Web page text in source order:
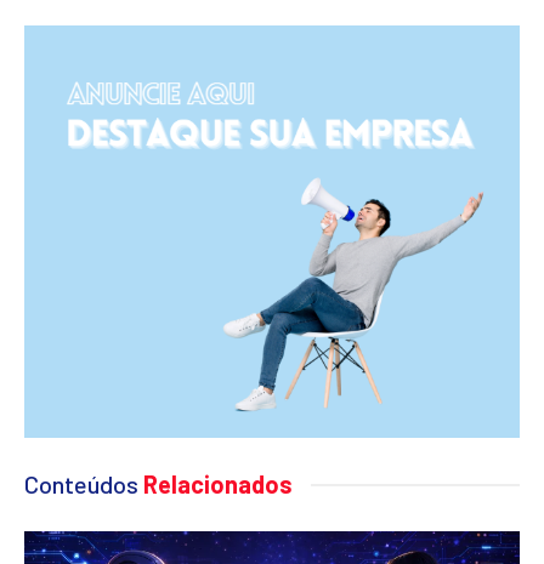
Conteúdos Relacionados